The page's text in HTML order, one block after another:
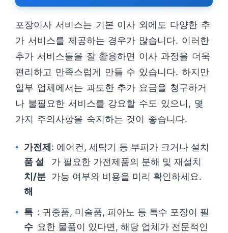
포장이사 서비스는 기본 이사 외에도 다양한 추
가 서비스를 제공하는 경우가 많습니다. 이러한
추가 서비스들을 잘 활용하면 이사 과정을 더욱
편리하고 만족스럽게 만들 수 있습니다. 하지만
일부 업체에서는 과도한 추가 요금을 청구하거
나 불필요한 서비스를 강요할 수도 있으니, 몇
가지 주의사항을 숙지하는 것이 좋습니다.
가전제
품 설
치/분
해
: 에어컨, 세탁기 등 부피가 크거나 설치
가 필요한 가전제품의 분해 및 재설치
가능 여부와 비용을 미리 확인하세요.
특
수
: 귀중품, 미술품, 피아노 등 특수 포장이 필
요한 물품이 있다면, 해당 업체가 전문적인